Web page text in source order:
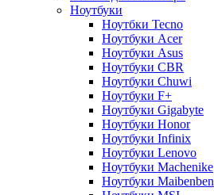
Ноутбуки
Ноутбки Tecno
Ноутбуки Acer
Ноутбуки Asus
Ноутбуки CBR
Ноутбуки Chuwi
Ноутбуки F+
Ноутбуки Gigabyte
Ноутбуки Honor
Ноутбуки Infinix
Ноутбуки Lenovo
Ноутбуки Machenike
Ноутбуки Maibenben